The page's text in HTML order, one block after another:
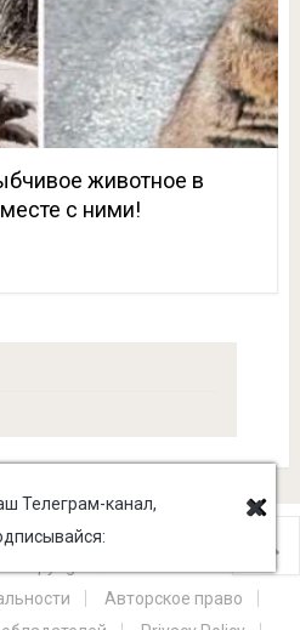
животное в
с ними!
Авторское право
Телеграм-канал,